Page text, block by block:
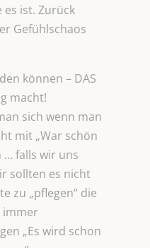
es ist. Zurück
Gefühlschaos
können – DAS
macht!
sich wenn man
mit „War schön
… falls wir uns
sollten es nicht
zu „pflegen“ die
immer
„Es wird schon